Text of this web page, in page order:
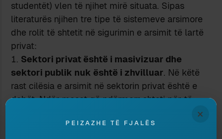
studentët) vlen të njihet mirë situata. Sipas
literaturës njihen tre tipe të sistemeve arsimore
dhe rolit të shtetit në sigurimin e arsimit të lartë
privat:
Sektori privat është i masivizuar dhe
sektori publik nuk është i zhvilluar. Në këtë
rast cilësia e arsimit në sektorin privat është e
dobët. Ndër masat që ndërmerr shteti për të
kufizuese për arsimin privat dhe ngritja e
×
PEIZAZHE TË FJALËS